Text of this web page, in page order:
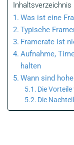
Inhaltsverzeichnis
Was ist eine
Typische
Framerate ist
Aufnahme,
halten
Wann sind
Die
Die